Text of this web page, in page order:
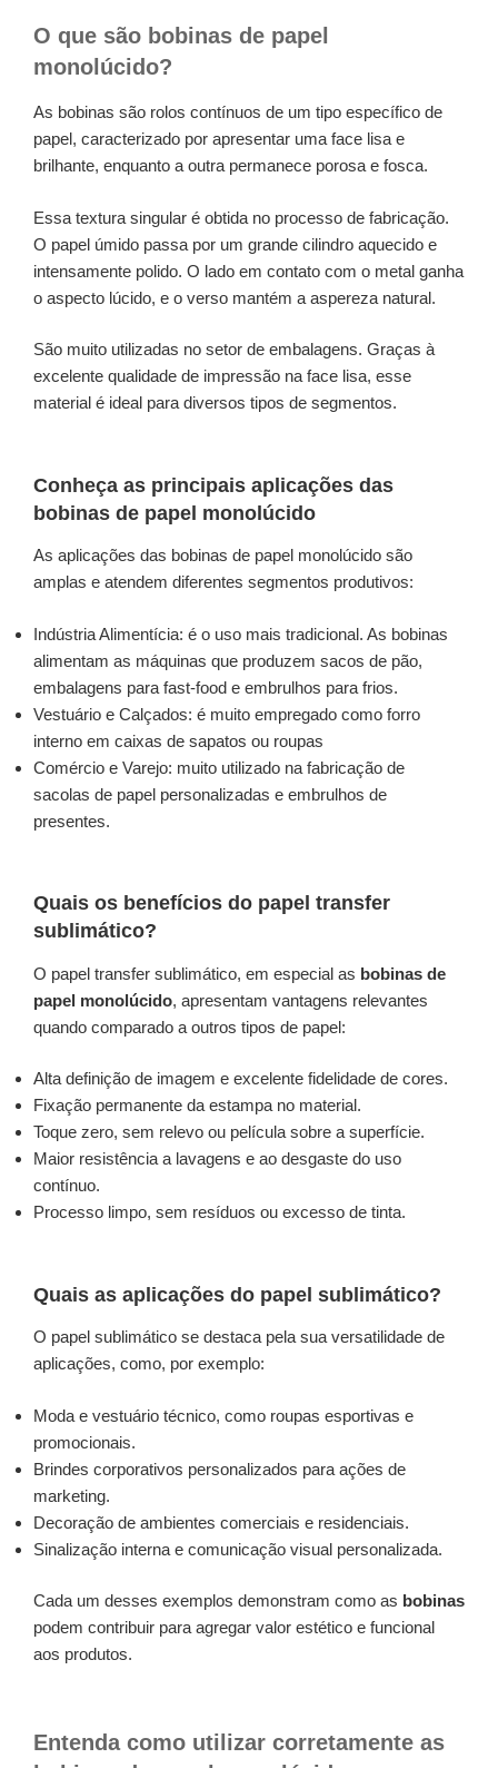
O que são bobinas de papel
monolúcido?
As bobinas são rolos contínuos de um tipo específico de
papel, caracterizado por apresentar uma face lisa e
brilhante, enquanto a outra permanece porosa e fosca.
Essa textura singular é obtida no processo de fabricação.
O papel úmido passa por um grande cilindro aquecido e
intensamente polido. O lado em contato com o metal ganha
o aspecto lúcido, e o verso mantém a aspereza natural.
São muito utilizadas no setor de embalagens. Graças à
excelente qualidade de impressão na face lisa, esse
material é ideal para diversos tipos de segmentos.
Conheça as principais aplicações das
bobinas de papel monolúcido
As aplicações das bobinas de papel monolúcido são
amplas e atendem diferentes segmentos produtivos:
Indústria Alimentícia: é o uso mais tradicional. As bobinas
alimentam as máquinas que produzem sacos de pão,
embalagens para fast-food e embrulhos para frios.
Vestuário e Calçados: é muito empregado como forro
interno em caixas de sapatos ou roupas
Comércio e Varejo: muito utilizado na fabricação de
sacolas de papel personalizadas e embrulhos de
presentes.
Quais os benefícios do papel transfer
sublimático?
O papel transfer sublimático, em especial as bobinas de
papel monolúcido, apresentam vantagens relevantes
quando comparado a outros tipos de papel:
Alta definição de imagem e excelente fidelidade de cores.
Fixação permanente da estampa no material.
Toque zero, sem relevo ou película sobre a superfície.
Maior resistência a lavagens e ao desgaste do uso
contínuo.
Processo limpo, sem resíduos ou excesso de tinta.
Quais as aplicações do papel sublimático?
O papel sublimático se destaca pela sua versatilidade de
aplicações, como, por exemplo:
Moda e vestuário técnico, como roupas esportivas e
promocionais.
Brindes corporativos personalizados para ações de
marketing.
Decoração de ambientes comerciais e residenciais.
Sinalização interna e comunicação visual personalizada.
Cada um desses exemplos demonstram como as bobinas
podem contribuir para agregar valor estético e funcional
aos produtos.
Entenda como utilizar corretamente as